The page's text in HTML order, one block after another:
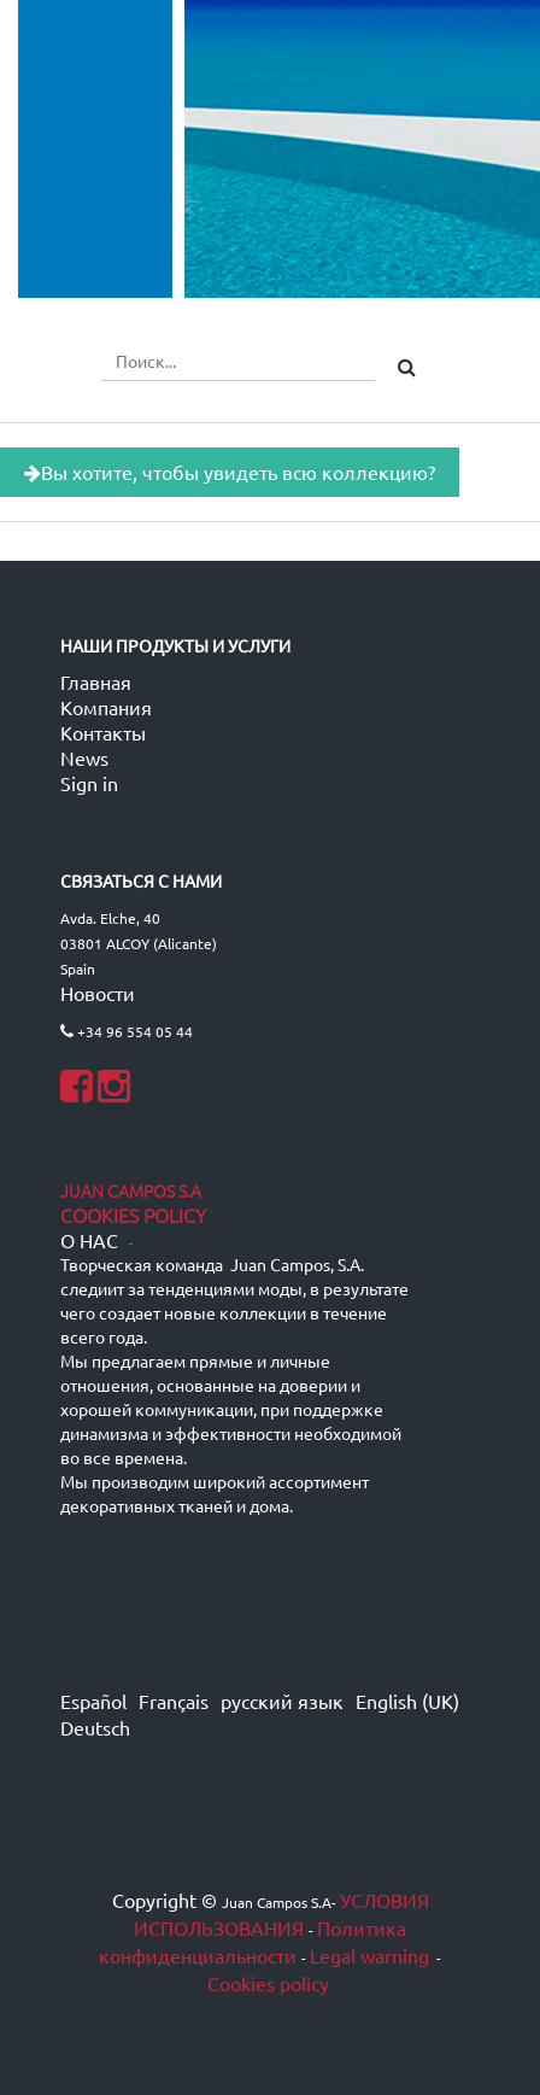
Вы хотите, чтобы увидеть всю коллекцию?
НАШИ ПРОДУКТЫ И УСЛУГИ
Главная
Компания
Контакты
News
Sign in
СВЯЗАТЬСЯ С НАМИ
Avda. Elche, 40
03801 ALCOY (Alicante)
Spain
Новости
+34 96 554 05 44
JUAN CAMPOS S.A
COOKIES POLICY
О НАС -
Творческая команда Juan Campos, S.A.
следиит за тенденциями моды, в результате
чего создает новые коллекции в течение
всего года.
Мы предлагаем прямые и личные
отношения, основанные на доверии и
хорошей коммуникации, при поддержке
динамизма и эффективности необходимой
во все времена.
Мы производим широкий ассортимент
декоративных тканей и дома.
Español Français русский язык English (UK)
Deutsch
Copyright © Juan Campos S.A-УСЛОВИЯ
ИСПОЛЬЗОВАНИЯ - Политика
конфиденциальности - Legal warning -
Cookies policy